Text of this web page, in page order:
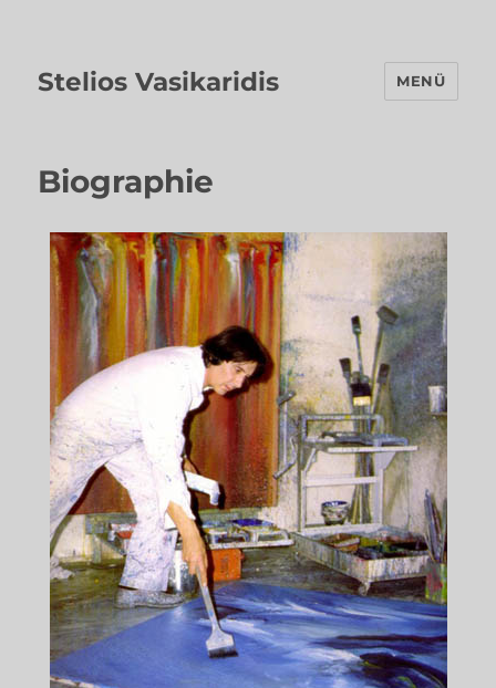
Stelios Vasikaridis MENÜ
Biographie